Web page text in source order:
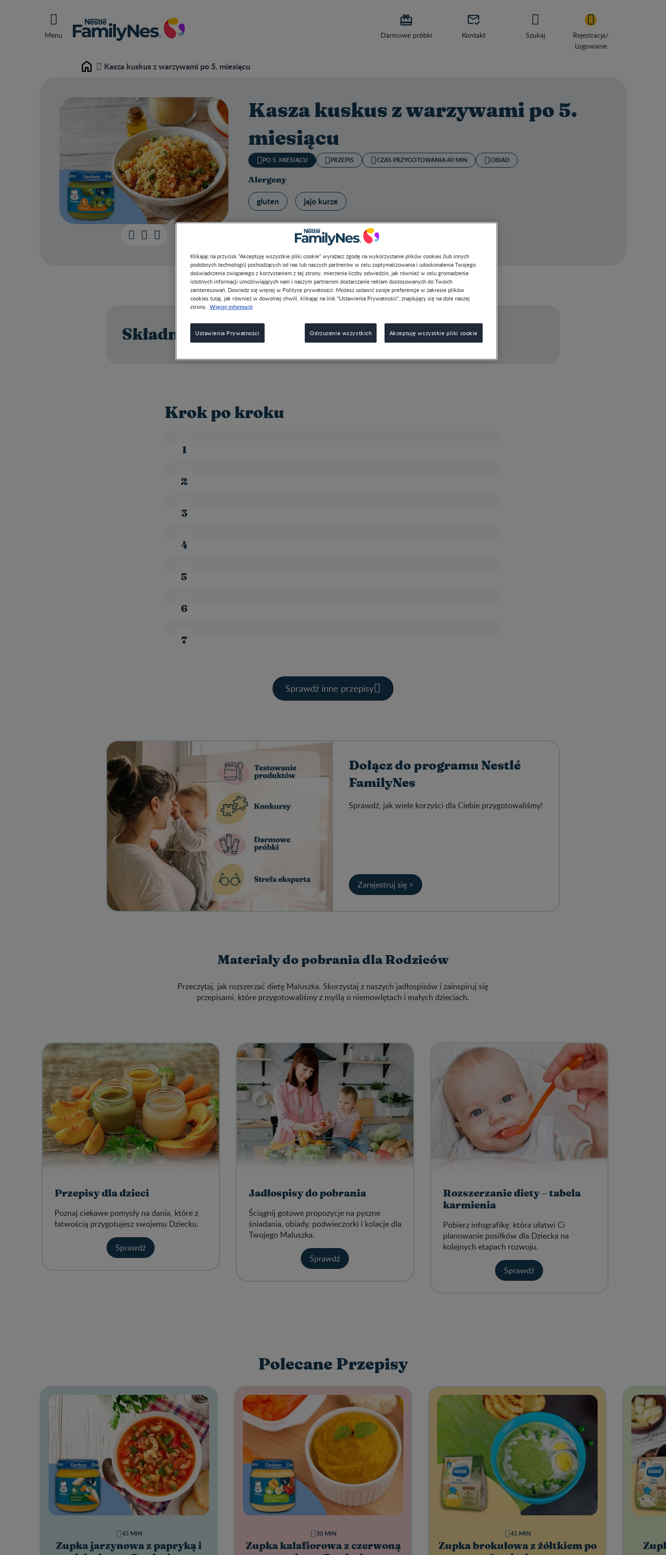
Menu

Darmowe próbki

Kontakt Szukaj
Rejestracja/
Logowanie
Home Kasza kuskus z warzywami po 5. miesiącu
Kasza kuskus z warzywami po 5.
miesiącu
PO 5. MIESIĄCU PRZEPIS CZAS PRZYGOTOWANIA:40 MIN OBIAD
Alergeny
gluten jajo kurze
Składniki
Krok po kroku
Sprawdź inne przepisy
Dołącz do programu Nestlé
FamilyNes
Sprawdź, jak wiele korzyści dla Ciebie przygotowaliśmy!
Zarejestruj się >
Materiały do pobrania dla Rodziców
Przeczytaj, jak rozszerzać dietę Maluszka. Skorzystaj z naszych jadłospisów i zainspiruj się
przepisami, które przygotowaliśmy z myślą o niemowlętach i małych dzieciach.
Przepisy dla dzieci
Poznaj ciekawe pomysły na dania, które z
łatwością przygotujesz swojemu Dziecku.
Sprawdź
Jadłospisy do pobrania
Ściągnij gotowe propozycje na pyszne
śniadania, obiady, podwieczorki i kolacje dla
Twojego Maluszka.
Sprawdź
Rozszerzanie diety – tabela
karmienia
Pobierz infografikę, która ułatwi Ci
planowanie posiłków dla Dziecka na
kolejnych etapach rozwoju.
Sprawdź
Polecane Przepisy
Zupka jarzynowa z papryką i
45 MIN
Zupka kalafiorowa z czerwoną
30 MIN
Zupka brokułowa z żółtkiem po
45 MIN
Klikając na przycisk “Akceptuję wszystkie pliki cookie” wyrażasz zgodę na wykorzystanie plików cookies (lub innych
podobnych technologii) pochodzących od nas lub naszych partnerów w celu zoptymalizowania i udoskonalenia Twojego
doświadczenia związanego z korzystaniem z tej strony, mierzenia liczby odwiedzin, jak również w celu gromadzenia
istotnych informacji umożliwiających nam i naszym partnerom dostarczanie reklam dostosowanych do Twoich
zainteresowań. Dowiedz się więcej w Polityce prywatności. Możesz ustawić swoje preferencje w zakresie plików
cookies tutaj, jak również w dowolnej chwili, klikając na link "Ustawienia Prywatności", znajdujący się na dole naszej
strony. Więcej informacji
Ustawienia Prywatności Odrzucenie wszystkich Akceptuję wszystkie pliki cookie